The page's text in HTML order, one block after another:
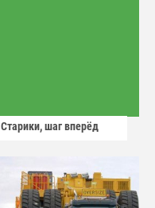
Старики, шаг вперёд